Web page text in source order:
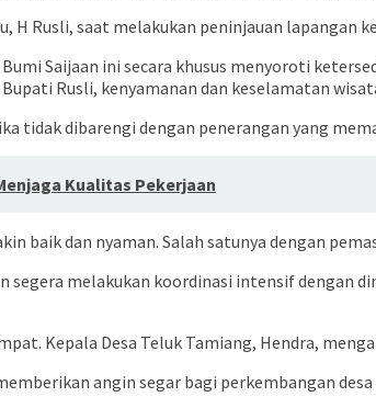
Rusli, saat melakukan peninjauan lapangan
Saijaan ini secara khusus menyoroti
Rusli, kenyamanan dan keselamatan
tidak dibarengi dengan penerangan yang
Kualitas Pekerjaan
baik dan nyaman. Salah satunya dengan
segera melakukan koordinasi intensif
Kepala Desa Teluk Tamiang, Hendra,
angin segar bagi perkembangan desa